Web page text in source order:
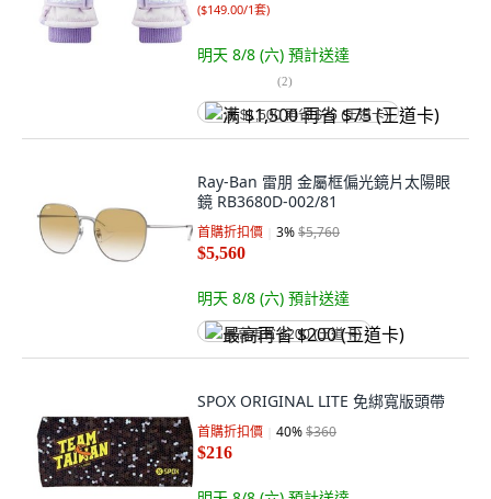
($149.00/1套)
明天 8/8 (六) 預計送達
(2)
满 $1,500 再省 $75 (王道卡)
Ray-Ban 雷朋 金屬框偏光鏡片太陽眼
鏡 RB3680D-002/81
首購折扣價 3%$5,760
$5,560
明天 8/8 (六) 預計送達
最高再省 $200 (王道卡)
SPOX ORIGINAL LITE 免綁寬版頭帶
首購折扣價 40%$360
$216